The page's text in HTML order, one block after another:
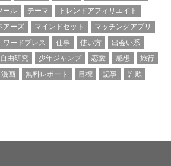
ール テーマ
トレンドアフィリエイト
アーズ マインドセット
マッチングアプリ
ワードプレス 仕事 使い方
出会い系
由研究 少年ジャンプ 恋愛 感想
旅行
漫画 無料レポート 目標 記事
詐欺